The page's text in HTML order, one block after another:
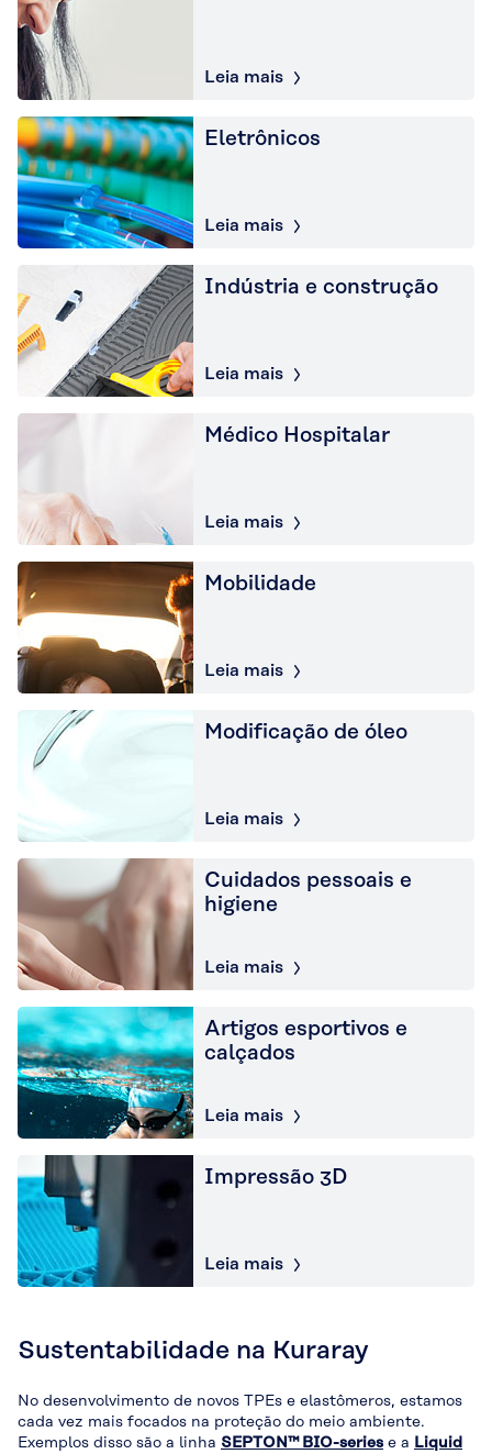
Leia mais
Eletrônicos
Leia mais
Indústria e construção
Leia mais
Médico Hospitalar
Leia mais
Mobilidade
Leia mais
Modificação de óleo
Leia mais
Cuidados pessoais e
higiene
Leia mais
Artigos esportivos e
calçados
Leia mais
Impressão 3D
Leia mais
Sustentabilidade na Kuraray
No desenvolvimento de novos TPEs e elastômeros, estamos
cada vez mais focados na proteção do meio ambiente.
Exemplos disso são a linha SEPTON™ BIO-series e a Liquid